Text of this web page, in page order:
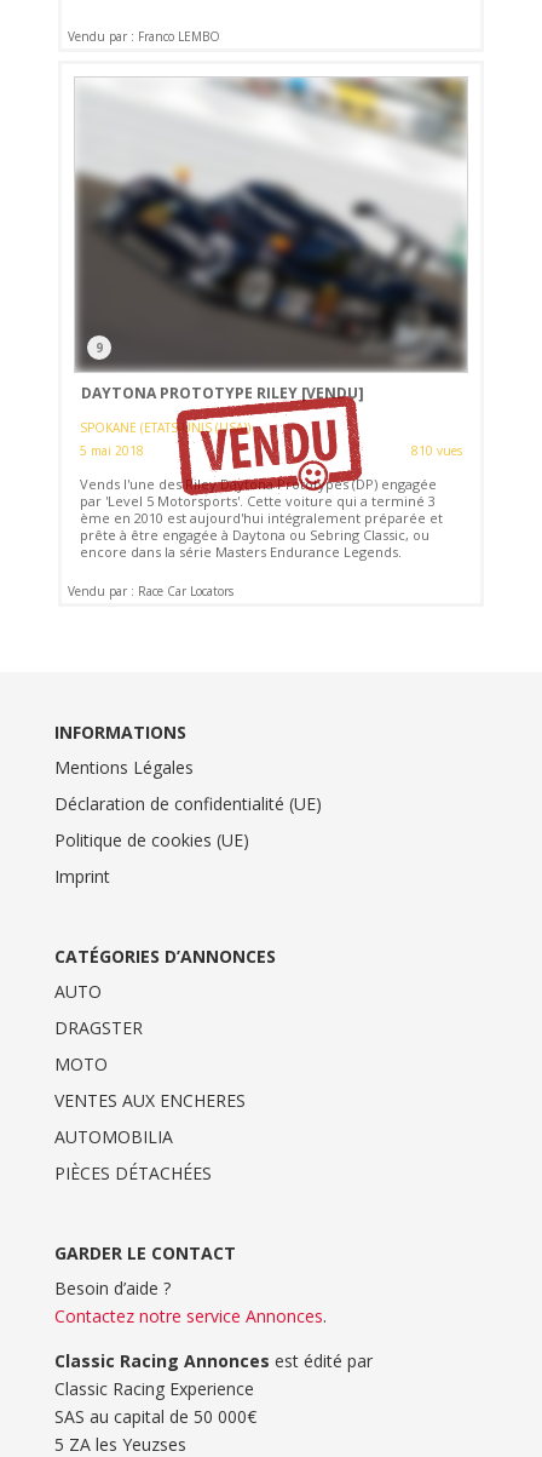
Vendu par : Franco LEMBO
9
DAYTONA PROTOTYPE RILEY[VENDU]
SPOKANE (ETATS-UNIS (USA))
5 mai 2018
810 vues
Vends l'une des Riley Daytona Prototypes (DP) engagée
par 'Level 5 Motorsports'. Cette voiture qui a terminé 3
ème en 2010 est aujourd'hui intégralement préparée et
prête à être engagée à Daytona ou Sebring Classic, ou
encore dans la série Masters Endurance Legends.
Vendu par : Race Car Locators
INFORMATIONS
Mentions Légales
Déclaration de confidentialité (UE)
Politique de cookies (UE)
Imprint
CATÉGORIES D’ANNONCES
AUTO
DRAGSTER
MOTO
VENTES AUX ENCHERES
AUTOMOBILIA
PIÈCES DÉTACHÉES
GARDER LE CONTACT
Besoin d’aide ?
Contactez notre service Annonces.
Classic Racing Annonces est édité par
Classic Racing Experience
SAS au capital de 50 000€
5 ZA les Yeuzses